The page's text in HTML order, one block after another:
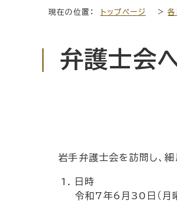
現在の位置： トップページ >
弁護士会
岩手弁護士会を訪問し、
日時
令和7年6月30日（